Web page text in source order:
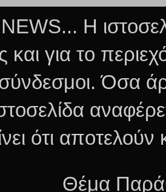
Η
για το
Όσα
ότι
Θέμα